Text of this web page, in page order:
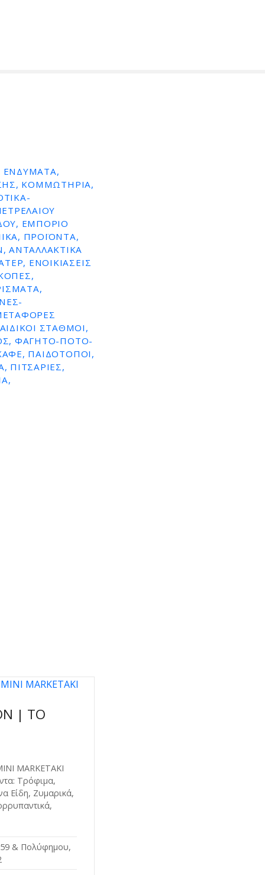
ΕΝΔΎΜΑΤΑ,
ΚΟΜΜΩΤΉΡΙΑ,
ΕΜΠΌΡΙΟ
ΠΡΟΪΌΝΤΑ,
ΑΝΤΑΛΛΑΚΤΙΚΆ
ΕΝΟΙΚΙΆΣΕΙΣ
ΣΤΑΘΜΟΊ,
ΦΑΓΗΤΌ-ΠΟΤΌ-
ΠΑΙΔΌΤΟΠΟΙ,
ΠΙΤΣΑΡΊΕΣ,
| ΤΟ
MARKETAKI
Τρόφιμα,
Είδη, Ζυμαρικά,
59 & Πολύφημου,